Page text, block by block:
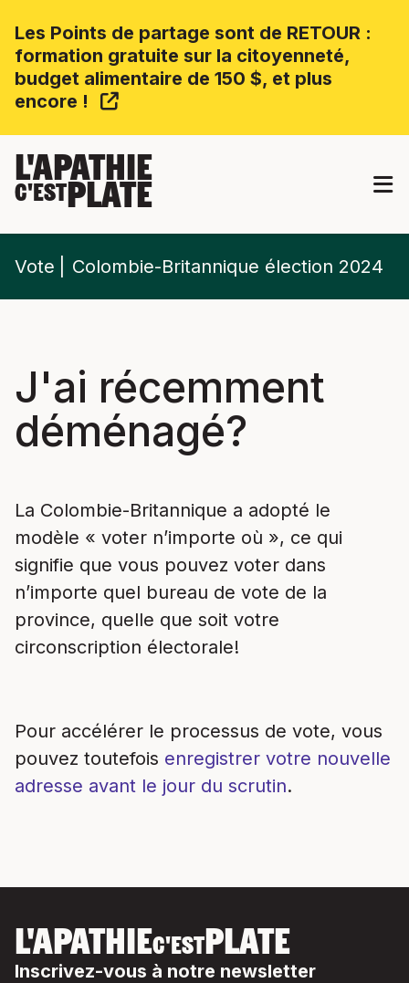
Les Points de partage sont de RETOUR :
formation gratuite sur la citoyenneté,
budget alimentaire de 150 $, et plus
encore !
L'APATHIE
C'ESTPLATE
Vote Colombie-Britannique élection 2024
J'ai récemment
déménagé?
La Colombie-Britannique a adopté le
modèle « voter n’importe où », ce qui
signifie que vous pouvez voter dans
n’importe quel bureau de vote de la
province, quelle que soit votre
circonscription électorale!
Pour accélérer le processus de vote, vous
pouvez toutefois enregistrer votre nouvelle
adresse avant le jour du scrutin.
L'APATHIEC'ESTPLATE
Inscrivez-vous à notre newsletter